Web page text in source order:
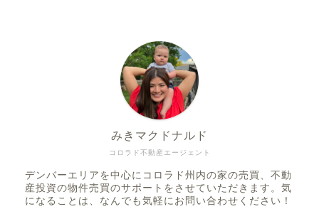
コロラド不動産エージェント
みきマクドナルド
デンバーエリアを中心にコロラド州内の家の売買、不動
産投資の物件売買のサポートをさせていただきます。気
になることは、なんでも気軽にお問い合わせください！